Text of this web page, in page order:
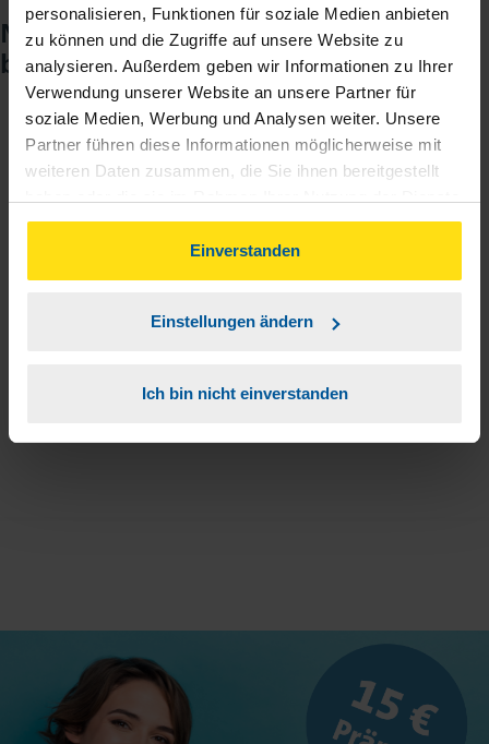
personalisieren, Funktionen für soziale Medien anbieten
zu können und die Zugriffe auf unsere Website zu
analysieren. Außerdem geben wir Informationen zu Ihrer
Verwendung unserer Website an unsere Partner für
soziale Medien, Werbung und Analysen weiter. Unsere
Partner führen diese Informationen möglicherweise mit
weiteren Daten zusammen, die Sie ihnen bereitgestellt
gesammelt haben. Indem Sie auf Einverstanden klicken,
können Sie der Verwendung von Cookies, gemäß
unserer
Einverstanden
Einstellungen ändern
Ich bin nicht einverstanden
Noch keinen Zugang? So einfach
beantragen Sie ihn.
1
Sie teilen mir mit, dass Sie MeineVLH nutzen
wollen.
und einem Aktivierungslink.
Sie erhalten von mir Ihr Einmal-Passwort.
Aktivierungslink anklicken, Einmalpasswort